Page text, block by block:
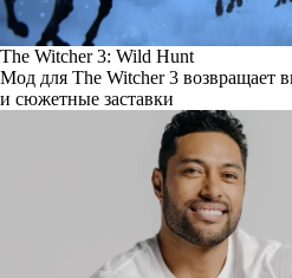
The Witcher 3: Wild Hunt
Мод для The Witcher 3 возвращает
и сюжетные заставки